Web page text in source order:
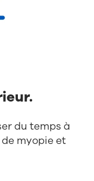
du temps à
myopie et